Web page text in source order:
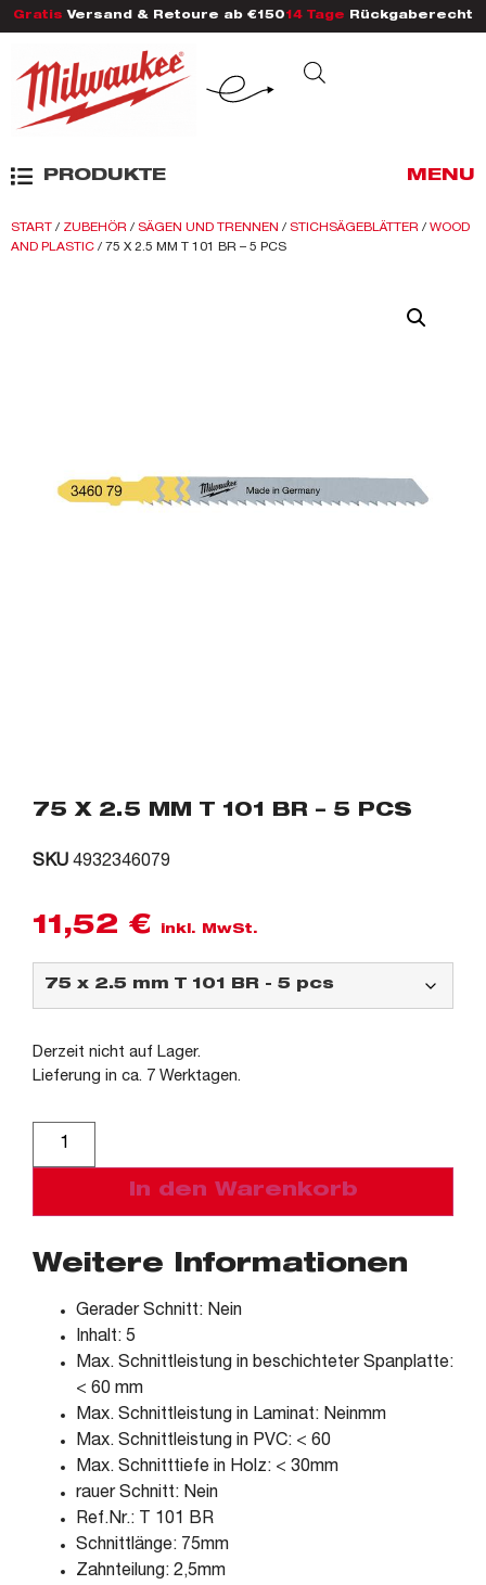
Gratis Versand & Retoure ab €150 14 Tage Rückgaberecht
PRODUKTE MENU
START / ZUBEHÖR / SÄGEN UND TRENNEN / STICHSÄGEBLÄTTER / WOOD
AND PLASTIC / 75 X 2.5 MM T 101 BR – 5 PCS
75 X 2.5 MM T 101 BR – 5 PCS
SKU 4932346079
11,52 € inkl. MwSt.
Derzeit nicht auf Lager.
Lieferung in ca. 7 Werktagen.
In den Warenkorb
Weitere Informationen
Gerader Schnitt: Nein
Inhalt: 5
Max. Schnittleistung in beschichteter Spanplatte:
< 60 mm
Max. Schnittleistung in Laminat: Neinmm
Max. Schnittleistung in PVC: < 60
Max. Schnitttiefe in Holz: < 30mm
rauer Schnitt: Nein
Ref.Nr.: T 101 BR
Schnittlänge: 75mm
Zahnteilung: 2,5mm